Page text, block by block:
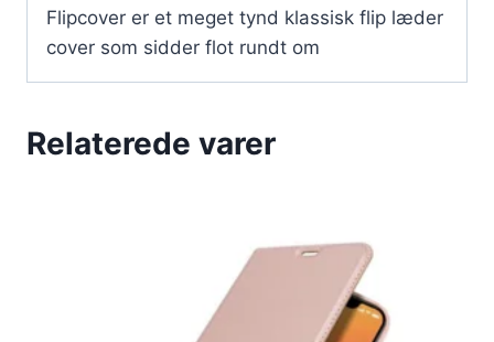
Flipcover er et meget tynd klassisk flip læder
cover som sidder flot rundt om
Relaterede varer